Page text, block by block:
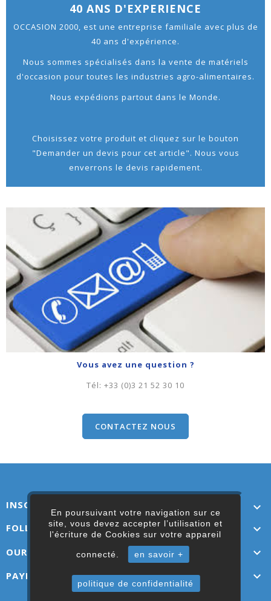
En poursuivant votre navigation sur ce
site, vous devez accepter l’utilisation et
l'écriture de Cookies sur votre appareil
connecté. en savoir +
politique de confidentialité
40 ANS D'EXPERIENCE
OCCASION 2000, est une entreprise familiale avec plus de
40 ans d'expérience.
Nous sommes spécialisés dans la vente de matériels
d'occasion pour toutes les industries agro-alimentaires.
Nous expédions partout dans le Monde.
Choisissez votre produit et cliquez sur le bouton
"Demander un devis pour cet article". Nous vous
enverrons le devis rapidement.
Vous avez une question ?
Tél: +33 (0)3 21 52 30 10
CONTACTEZ NOUS
INSCRIVEZ-VOUS ICI 
FOLLOW US 
OUR LINKS 
PAYMENT OPTIONS 